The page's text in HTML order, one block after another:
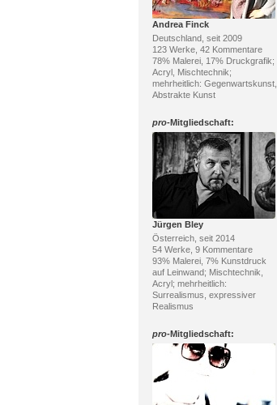
Andrea Finck
Deutschland, seit 2009
123 Werke, 42 Kommentare
78% Malerei, 17% Druckgrafik;
Acryl, Mischtechnik;
mehrheitlich: Gegenwartskunst,
Abstrakte Kunst
pro-Mitgliedschaft:
Jürgen Bley
Österreich, seit 2014
54 Werke, 9 Kommentare
93% Malerei, 7% Kunstdruck
auf Leinwand; Mischtechnik,
Acryl; mehrheitlich:
Surrealismus, expressiver
Realismus
pro-Mitgliedschaft: